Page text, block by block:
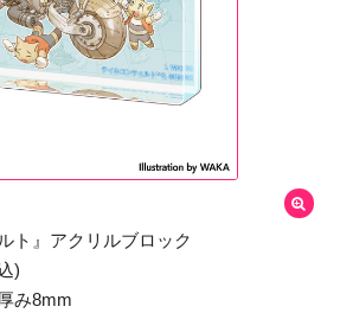
ト』アクリルブロック
)
み8mm​​